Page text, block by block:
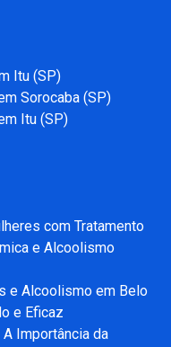
Itu (SP)
Sorocaba (SP)
Itu (SP)
com Tratamento
e Alcoolismo
e Alcoolismo em Belo
e Eficaz
Importância da